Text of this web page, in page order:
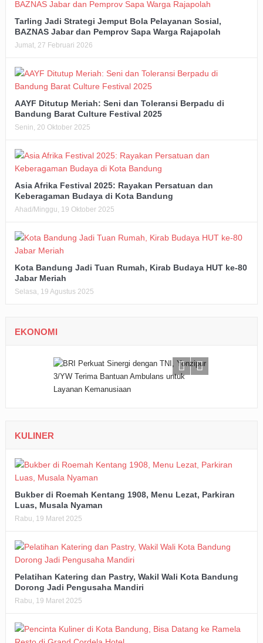
Tarling Jadi Strategi Jemput Bola Pelayanan Sosial,
BAZNAS Jabar dan Pemprov Sapa Warga Rajapolah
Jumat, 27 Februari 2026
AAYF Ditutup Meriah: Seni dan Toleransi Berpadu di
Bandung Barat Culture Festival 2025
Senin, 20 Oktober 2025
Asia Afrika Festival 2025: Rayakan Persatuan dan
Keberagaman Budaya di Kota Bandung
Ahad/Minggu, 19 Oktober 2025
Kota Bandung Jadi Tuan Rumah, Kirab Budaya HUT ke-80
Jabar Meriah
Selasa, 19 Agustus 2025
EKONOMI
KULINER
Bukber di Roemah Kentang 1908, Menu Lezat, Parkiran
Luas, Musala Nyaman
Rabu, 19 Maret 2025
Pelatihan Katering dan Pastry, Wakil Wali Kota Bandung
Dorong Jadi Pengusaha Mandiri
Rabu, 19 Maret 2025